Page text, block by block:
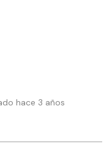
hace 3 años